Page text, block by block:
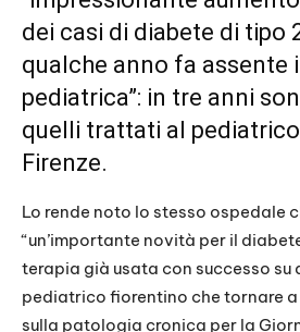
dei casi di diabete di tipo
qualche anno fa assente
pediatrica”: in tre anni
quelli trattati al
Firenze.
Lo rende noto lo stesso ospedale
“un’importante novità per il
terapia già usata con successo su
pediatrico fiorentino che tornare a
sulla patologia cronica per la